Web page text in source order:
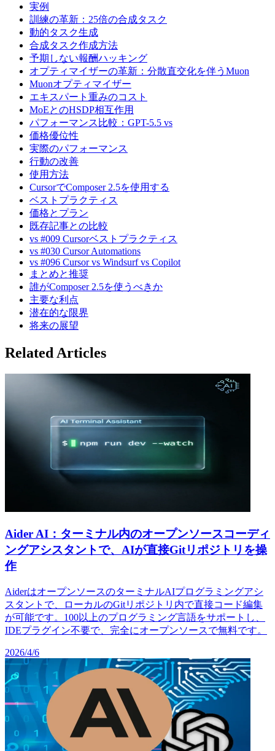
実例
訓練の革新：25倍の合成タスク
動的タスク生成
合成タスク作成方法
予期しない報酬ハッキング
オプティマイザーの革新：分散直交化を伴うMuon
Muonオプティマイザー
エキスパート重みのコスト
MoEとのHSDP相互作用
パフォーマンス比較：GPT-5.5 vs
価格優位性
実際のパフォーマンス
行動の改善
使用方法
CursorでComposer 2.5を使用する
ベストプラクティス
価格とプラン
既存記事との比較
vs #009 Cursorベストプラクティス
vs #030 Cursor Automations
vs #096 Cursor vs Windsurf vs Copilot
まとめと推奨
誰がComposer 2.5を使うべきか
主要な利点
潜在的な限界
将来の展望
Related Articles
Aider AI：ターミナル内のオープンソースコーディ
ングアシスタントで、AIが直接Gitリポジトリを操
作
AiderはオープンソースのターミナルAIプログラミングアシ
スタントで、ローカルのGitリポジトリ内で直接コード編集
が可能です。100以上のプログラミング言語をサポートし、
IDEプラグイン不要で、完全にオープンソースで無料です。
2026/4/6